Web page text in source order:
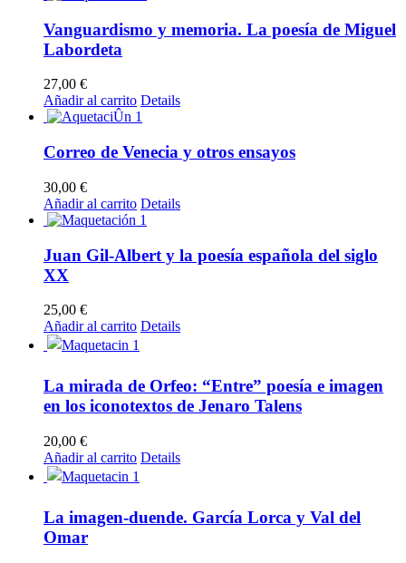
Vanguardismo y memoria. La poesía de Miguel
Labordeta
27,00 €
Añadir al carrito Details
Correo de Venecia y otros ensayos
30,00 €
Añadir al carrito Details
Juan Gil-Albert y la poesía española del siglo
XX
25,00 €
Añadir al carrito Details
La mirada de Orfeo: “Entre” poesía e imagen
en los iconotextos de Jenaro Talens
20,00 €
Añadir al carrito Details
La imagen-duende. García Lorca y Val del
Omar